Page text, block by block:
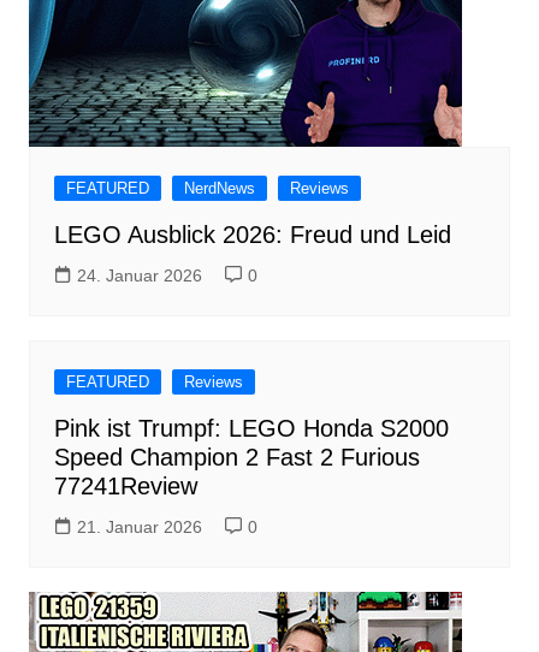
FEATURED NerdNews Reviews
LEGO Ausblick 2026: Freud und Leid
24. Januar 2026 0
FEATURED Reviews
Pink ist Trumpf: LEGO Honda S2000
Speed Champion 2 Fast 2 Furious
77241Review
21. Januar 2026 0